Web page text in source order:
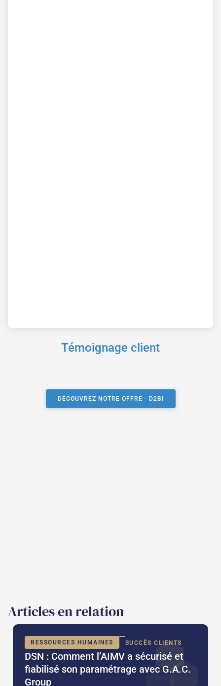
Témoignage client
DÉCOUVREZ NOTRE OFFRE - D2BI
Articles en relation
RESSOURCES HUMAINES SUCCÈS CLIENTS
DSN : Comment l’AIMV a sécurisé et
fiabilisé son paramétrage avec G.A.C.
Group